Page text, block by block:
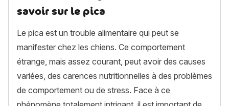
savoir sur le pica
Le pica est un trouble alimentaire qui peut se
manifester chez les chiens. Ce comportement
étrange, mais assez courant, peut avoir des causes
variées, des carences nutritionnelles à des problèmes
de comportement ou de stress. Face à ce